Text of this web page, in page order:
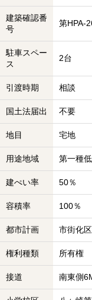
建築確認番
号
第HPA-
駐車スペー
ス
2台
引渡時期 相談
国土法届出 不要
地目 宅地
用途地域 第一種
建ぺい率 50％
容積率 100％
都市計画 市街化
権利種類 所有権
接道 南東側